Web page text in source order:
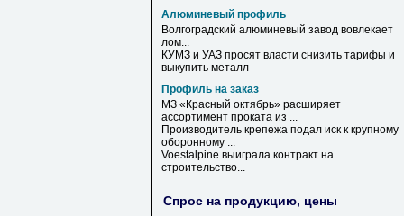
Алюминевый профиль
Волгоградский алюминевый завод вовлекает
лом...
КУМЗ и УАЗ просят власти снизить тарифы и
выкупить металл
Профиль на заказ
МЗ «Красный октябрь» расширяет
ассортимент проката из ...
Производитель крепежа подал иск к крупному
оборонному ...
Voestalpine выиграла контракт на
строительство...
Спрос на продукцию, цены